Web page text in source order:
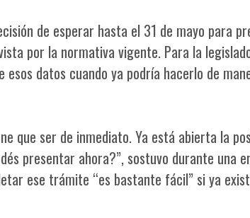
de esperar hasta el 31 de mayo para
por la normativa vigente. Para la
datos cuando ya podría hacerlo de
que ser de inmediato. Ya está abierta la
presentar ahora?”, sostuvo durante una
ese trámite “es bastante fácil” si ya